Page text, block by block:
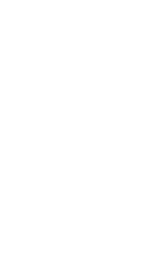
refrescante em uma das três
externas, com alguns quartos
máximo relaxamento.